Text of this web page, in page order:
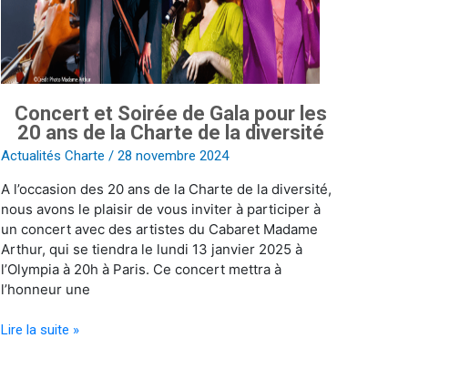
Concert et Soirée de Gala pour les
20 ans de la Charte de la diversité
Actualités Charte /28 novembre 2024
A l’occasion des 20 ans de la Charte de la diversité,
nous avons le plaisir de vous inviter à participer à
un concert avec des artistes du Cabaret Madame
Arthur, qui se tiendra le lundi 13 janvier 2025 à
l’Olympia à 20h à Paris. Ce concert mettra à
l’honneur une
ans
Charte
de
diversité
Lire la suite »